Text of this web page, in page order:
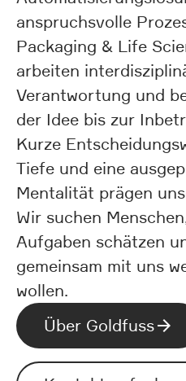
anspruchsvolle
Packaging & Life
arbeiten
Verantwortung und
der Idee bis zur
Kurze
Tiefe und eine
Mentalität prägen
Wir suchen
Aufgaben schätzen
gemeinsam mit uns
wollen.
Über Goldfuss